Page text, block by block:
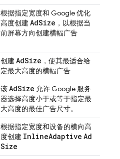
根据指定宽度和 Google 优化
高度创建 AdSize ，以根据当
前屏幕方向创建横幅广告
创建 AdSize ，使其最适合给
定最大高度的横幅广告
该AdSize 允许 Google 服务
器选择高度小于或等于指定最
大高度的最佳广告尺寸。
根据指定宽度和设备的横向高
度创建 InlineAdaptive Ad
Size